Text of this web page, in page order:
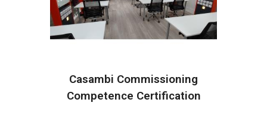
Casambi Commissioning
Competence Certification